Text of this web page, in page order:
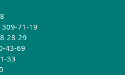
309-71-19
28-29
43-69
33